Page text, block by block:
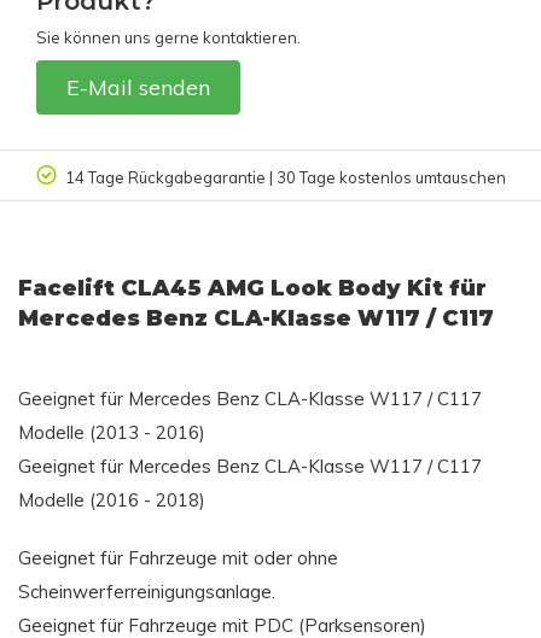
Sie können uns gerne kontaktieren.
E-Mail senden
14 Tage Rückgabegarantie | 30 Tage kostenlos umtauschen
Facelift CLA45 AMG Look Body Kit für
Mercedes Benz CLA-Klasse W117 / C117
Geeignet für Mercedes Benz CLA-Klasse W117 / C117
Modelle (2013 - 2016)
Geeignet für Mercedes Benz CLA-Klasse W117 / C117
Modelle (2016 - 2018)
Geeignet für Fahrzeuge mit oder ohne
Scheinwerferreinigungsanlage.
Geeignet für Fahrzeuge mit PDC (Parksensoren)